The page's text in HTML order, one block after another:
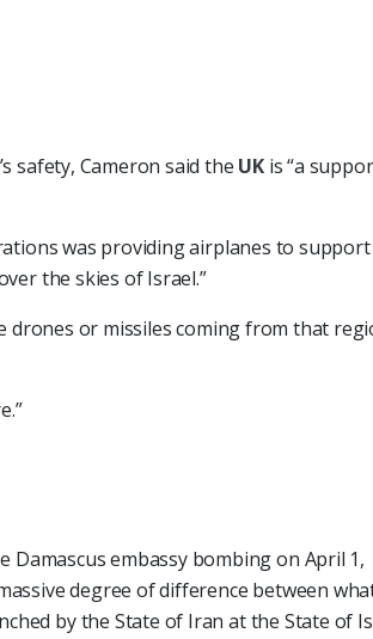
safety, Cameron said the UK is “a
was providing airplanes to support
the skies of Israel.”
drones or missiles coming from that
embassy bombing on April 1,
degree of difference between
by the State of Iran at the State of